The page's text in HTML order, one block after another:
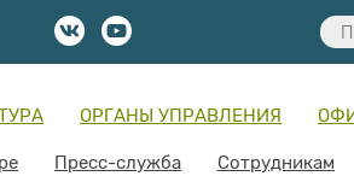
ОРГАНЫ УПРАВЛЕНИЯ
Пресс-служба Сотрудникам